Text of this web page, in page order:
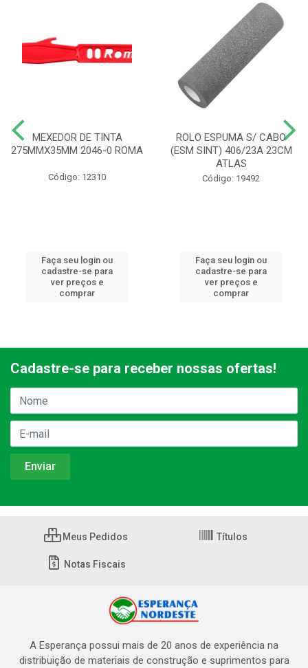
MEXEDOR DE TINTA
275MMX35MM 2046-0 ROMA
Código: 12310
Faça seu login ou
cadastre-se para
ver preços e
comprar
ROLO ESPUMA S/ CABO
(ESM SINT) 406/23A 23CM
ATLAS
Código: 19492
Faça seu login ou
cadastre-se para
ver preços e
comprar
Cadastre-se para receber nossas ofertas!
Meus Pedidos Títulos
Notas Fiscais
A Esperança possui mais de 20 anos de experiência na
distribuição de materiais de construção e suprimentos para